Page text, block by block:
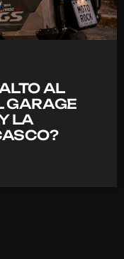
AL
GARAGE
LA